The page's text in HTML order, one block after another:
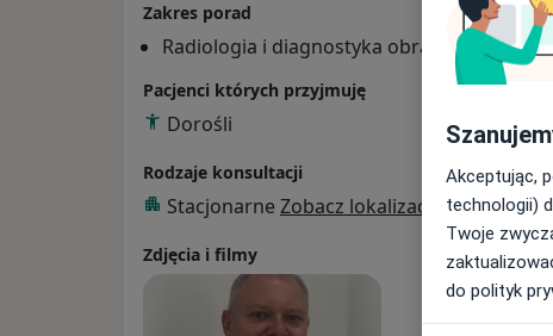
Zakres porad
Radiologia i diagnostyka obrazowa
Pacjenci których przyjmuję
Dorośli
Rodzaje konsultacji
Stacjonarne Zobacz lokalizacje (1)
Zdjęcia i filmy
Akceptując,
technologii)
Twoje
do polityk